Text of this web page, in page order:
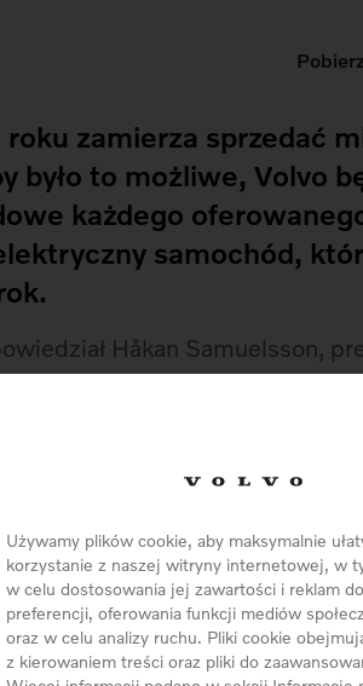
Używamy plików cookie, aby maksymalnie
korzystanie z naszej witryny internetowej, w
w celu dostosowania jej zawartości i reklam
preferencji, oferowania funkcji mediów
oraz w celu analizy ruchu. Pliki cookie
z kierowaniem treści oraz pliki do
roku zamierza sprzedać
to możliwe, Volvo
każdego
samochód,
Håkan Samuelsson,
zmierza odgrywać kluczową
do wprowadzenia na rynek
zaprojektowali dwie
wszystkie jej auta. Mniejsze
modele, a więc seria
już na etapie projektu,
i w pełni elektrycznych.